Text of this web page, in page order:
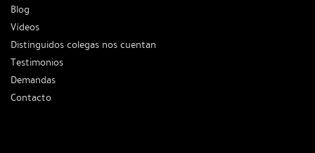
Blog
Vídeos
Distinguidos colegas nos cuentan
Testimonios
Demandas
Contacto